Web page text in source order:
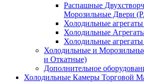
Распашные
Морозильные Двери
Холодильные
Холодильные
Холодильные агрегаты
Холодильные и
и Откатные)
Дополнительное
Холодильные Камеры Торговой